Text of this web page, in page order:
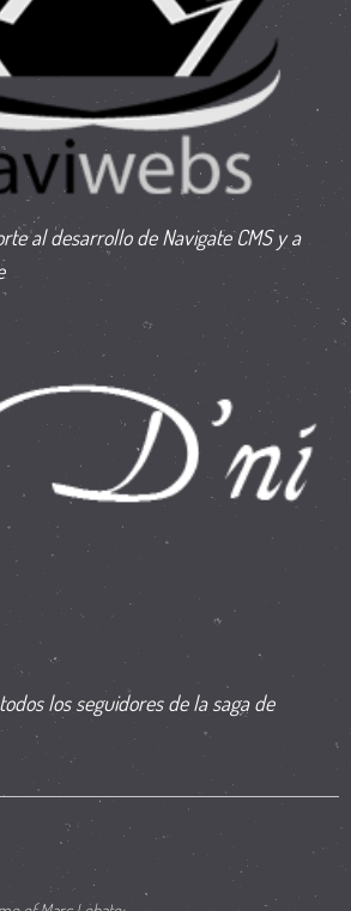
al desarrollo de Navigate CMS y a
los seguidores de la saga de